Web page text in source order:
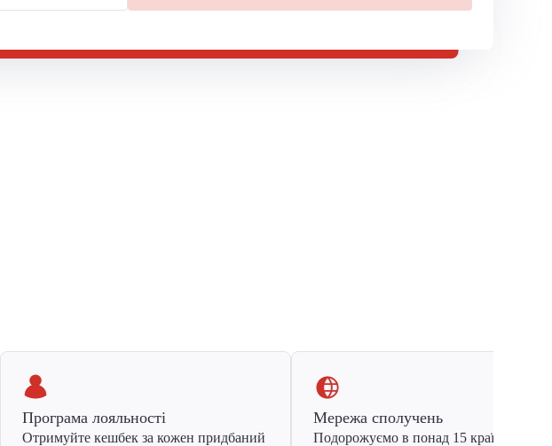
Програма лояльності
Отримуйте кешбек за кожен придбаний
Мережа сполучень
Подорожуємо в понад 15 країн Європи